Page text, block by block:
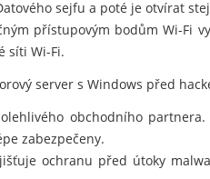
sejfu a poté je otvírat
přístupovým bodům Wi-Fi
síti Wi-Fi.
server s Windows před
obchodního
zabezpečeny.
ochranu před útoky